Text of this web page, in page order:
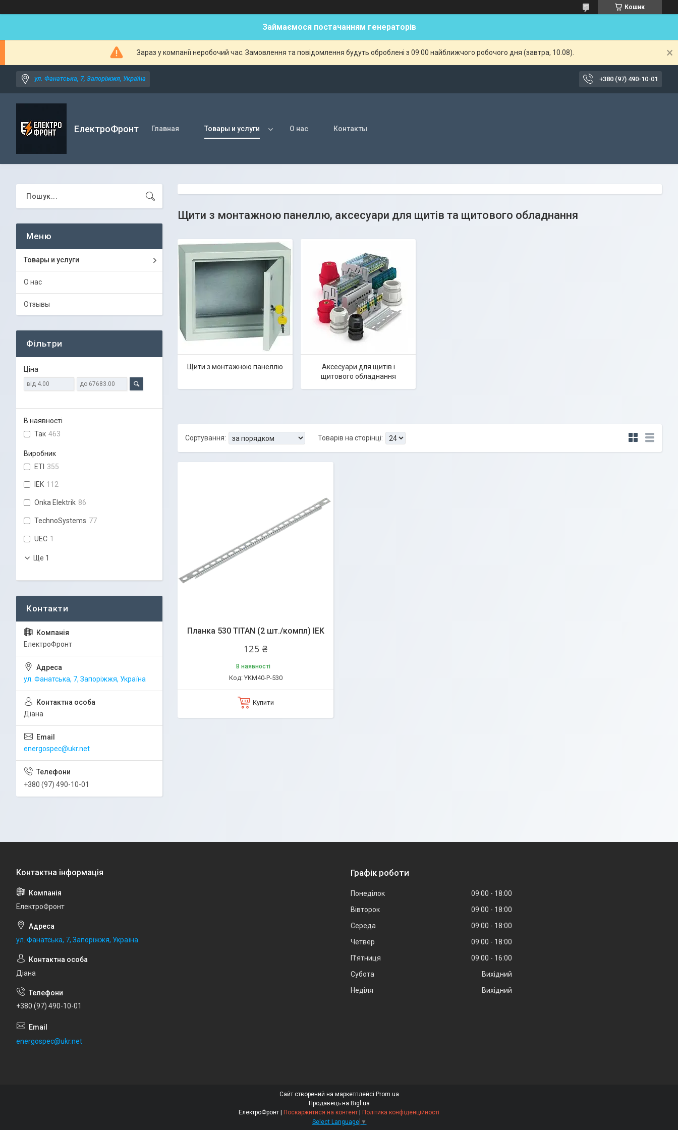
Кошик
Займаємося постачанням генераторів
Зараз у компанії неробочий час. Замовлення та повідомлення будуть оброблені з 09:00 найближчого робочого дня (завтра, 10.08).
ул. Фанатська, 7, Запоріжжя, Україна +380 (97) 490-10-01
ЕлектроФронт Главная Товары и услуги О нас Контакты
Щити з монтажною панеллю, аксесуари для щитів та щитового обладнання
Щити з монтажною панеллю
Аксесуари для щитів і
щитового обладнання
Планка 530 TITAN (2 шт./компл) IEK
125 ₴
В наявності
YKM40-P-530
Купити
Товары и услуги
О нас
Отзывы
Фільтри
Ціна
В наявності
Так 463
Виробник
ETI 355
IEK 112
Onka Elektrik 86
TechnoSystems 77
UEC 1
Ще 1
ЕлектроФронт
ул. Фанатська, 7, Запоріжжя, Україна
Діана
energospec@ukr.net
+380 (97) 490-10-01
ЕлектроФронт
ул. Фанатська, 7, Запоріжжя, Україна
Діана
+380 (97) 490-10-01
energospec@ukr.net
Графік роботи
Понеділок 09:00
18:00
Вівторок
09:00
18:00
Середа
09:00
18:00
Четвер
09:00
18:00
Пʼятниця
09:00
16:00
Субота
Вихідний
Неділя
Вихідний
Сайт створений на маркетплейсі Prom.ua
Продавець на Bigl.ua
Поскаржитися на контент
Політика конфіденційності
Select Language ▼